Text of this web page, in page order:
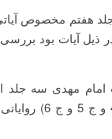
جلد هفتم مخصوص
امام مهدی سه جلد
پیامبر اکرم (ص)